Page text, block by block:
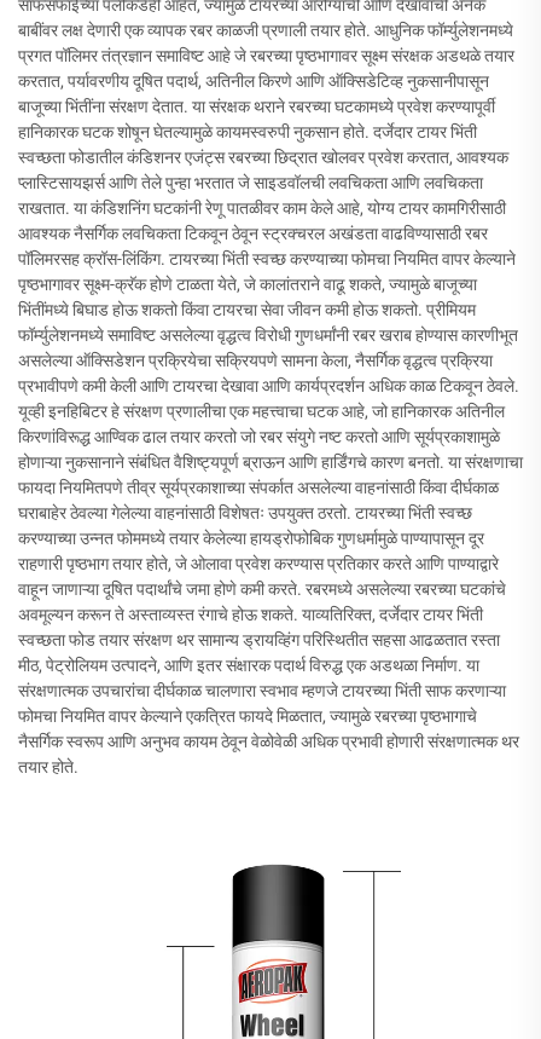
साफसफाईच्या पलीकडेही आहेत, ज्यामुळे टायरच्या आरोग्याची आणि देखावाची अनेक
बाबींवर लक्ष देणारी एक व्यापक रबर काळजी प्रणाली तयार होते. आधुनिक फॉर्म्युलेशनमध्ये
प्रगत पॉलिमर तंत्रज्ञान समाविष्ट आहे जे रबरच्या पृष्ठभागावर सूक्ष्म संरक्षक अडथळे तयार
करतात, पर्यावरणीय दूषित पदार्थ, अतिनील किरणे आणि ऑक्सिडेटिव्ह नुकसानीपासून
बाजूच्या भिंतींना संरक्षण देतात. या संरक्षक थराने रबरच्या घटकामध्ये प्रवेश करण्यापूर्वी
हानिकारक घटक शोषून घेतल्यामुळे कायमस्वरुपी नुकसान होते. दर्जेदार टायर भिंती
स्वच्छता फोडातील कंडिशनर एजंट्स रबरच्या छिद्रात खोलवर प्रवेश करतात, आवश्यक
प्लास्टिसायझर्स आणि तेले पुन्हा भरतात जे साइडवॉलची लवचिकता आणि लवचिकता
राखतात. या कंडिशनिंग घटकांनी रेणू पातळीवर काम केले आहे, योग्य टायर कामगिरीसाठी
आवश्यक नैसर्गिक लवचिकता टिकवून ठेवून स्ट्रक्चरल अखंडता वाढविण्यासाठी रबर
पॉलिमरसह क्रॉस-लिंकिंग. टायरच्या भिंती स्वच्छ करण्याच्या फोमचा नियमित वापर केल्याने
पृष्ठभागावर सूक्ष्म-क्रॅक होणे टाळता येते, जे कालांतराने वाढू शकते, ज्यामुळे बाजूच्या
भिंतींमध्ये बिघाड होऊ शकतो किंवा टायरचा सेवा जीवन कमी होऊ शकतो. प्रीमियम
फॉर्म्युलेशनमध्ये समाविष्ट असलेल्या वृद्धत्व विरोधी गुणधर्मांनी रबर खराब होण्यास कारणीभूत
असलेल्या ऑक्सिडेशन प्रक्रियेचा सक्रियपणे सामना केला, नैसर्गिक वृद्धत्व प्रक्रिया
प्रभावीपणे कमी केली आणि टायरचा देखावा आणि कार्यप्रदर्शन अधिक काळ टिकवून ठेवले.
यूव्ही इनहिबिटर हे संरक्षण प्रणालीचा एक महत्त्वाचा घटक आहे, जो हानिकारक अतिनील
किरणांविरूद्ध आण्विक ढाल तयार करतो जो रबर संयुगे नष्ट करतो आणि सूर्यप्रकाशामुळे
होणाऱ्या नुकसानाने संबंधित वैशिष्ट्यपूर्ण ब्राऊन आणि हार्डिंगचे कारण बनतो. या संरक्षणाचा
फायदा नियमितपणे तीव्र सूर्यप्रकाशाच्या संपर्कात असलेल्या वाहनांसाठी किंवा दीर्घकाळ
घराबाहेर ठेवल्या गेलेल्या वाहनांसाठी विशेषतः उपयुक्त ठरतो. टायरच्या भिंती स्वच्छ
करण्याच्या उन्नत फोममध्ये तयार केलेल्या हायड्रोफोबिक गुणधर्मामुळे पाण्यापासून दूर
राहणारी पृष्ठभाग तयार होते, जे ओलावा प्रवेश करण्यास प्रतिकार करते आणि पाण्याद्वारे
वाहून जाणाऱ्या दूषित पदार्थांचे जमा होणे कमी करते. रबरमध्ये असलेल्या रबरच्या घटकांचे
अवमूल्यन करून ते अस्ताव्यस्त रंगाचे होऊ शकते. याव्यतिरिक्त, दर्जेदार टायर भिंती
स्वच्छता फोड तयार संरक्षण थर सामान्य ड्रायव्हिंग परिस्थितीत सहसा आढळतात रस्ता
मीठ, पेट्रोलियम उत्पादने, आणि इतर संक्षारक पदार्थ विरुद्ध एक अडथळा निर्माण. या
संरक्षणात्मक उपचारांचा दीर्घकाळ चालणारा स्वभाव म्हणजे टायरच्या भिंती साफ करणाऱ्या
फोमचा नियमित वापर केल्याने एकत्रित फायदे मिळतात, ज्यामुळे रबरच्या पृष्ठभागाचे
नैसर्गिक स्वरूप आणि अनुभव कायम ठेवून वेळोवेळी अधिक प्रभावी होणारी संरक्षणात्मक थर
तयार होते.